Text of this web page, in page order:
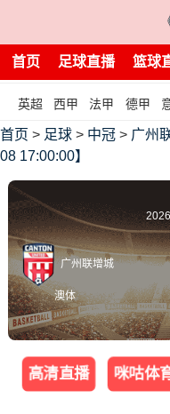
首页 足球直播 篮球
英超 西甲 法甲 德甲
首页 > 足球 > 中冠 > 广州
08 17:00:00】
广州联增城
澳体
高清直播 咪咕体